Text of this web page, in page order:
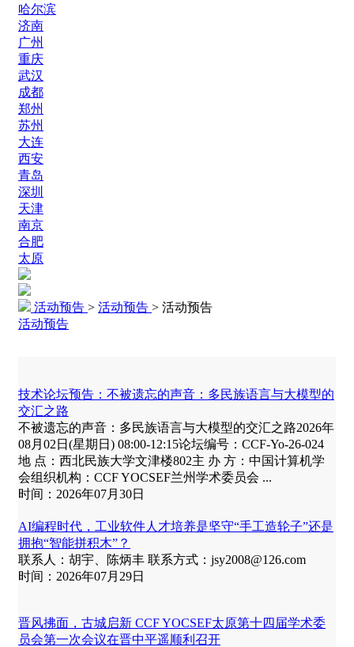
哈尔滨
济南
广州
重庆
武汉
成都
郑州
苏州
大连
西安
青岛
深圳
天津
南京
合肥
太原
活动预告 > 活动预告 > 活动预告
活动预告
技术论坛预告：不被遗忘的声⾳：多民族语言与大模型的
交汇之路
不被遗忘的声音：多民族语言与大模型的交汇之路2026年
08月02日(星期日) 08:00-12:15论坛编号：CCF-Yo-26-024
地 点：西北民族大学文津楼802主 办 方：中国计算机学
会组织机构：CCF YOCSEF兰州学术委员会 ...
时间：2026年07月30日
AI编程时代，工业软件人才培养是坚守“手工造轮子”还是
拥抱“智能拼积木”？
联系人：胡宇、陈炳丰 联系方式：jsy2008@126.com
时间：2026年07月29日
晋风拂面，古城启新 CCF YOCSEF太原第十四届学术委
员会第一次会议在晋中平遥顺利召开